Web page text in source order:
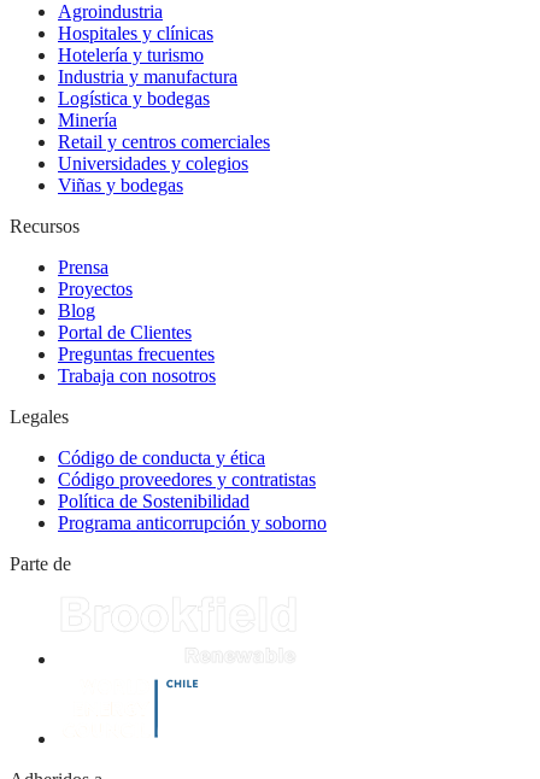
Agroindustria
Hospitales y clínicas
Hotelería y turismo
Industria y manufactura
Logística y bodegas
Minería
Retail y centros comerciales
Universidades y colegios
Viñas y bodegas
Recursos
Prensa
Proyectos
Blog
Portal de Clientes
Preguntas frecuentes
Trabaja con nosotros
Legales
Código de conducta y ética
Código proveedores y contratistas
Política de Sostenibilidad
Programa anticorrupción y soborno
Parte de